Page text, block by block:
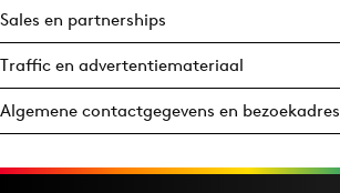
Sales en partnerships
Traffic en advertentiemateriaal
Algemene contactgegevens en bezoekadres